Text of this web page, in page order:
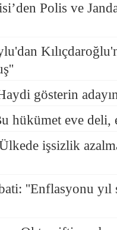
Polis ve
gösterin
hükümet eve deli,
işsizlik
''Enflasyonu